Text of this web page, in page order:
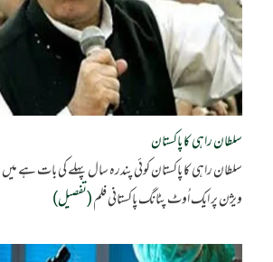
سلطان راہی کا پاکستان
سلطان راہی کا پاکستان کوئی پندرہ سال پہلے کی بات ہے
ویژن پر ایک اُوٹ پٹانگ پاکستانی فلم(تفصیل)